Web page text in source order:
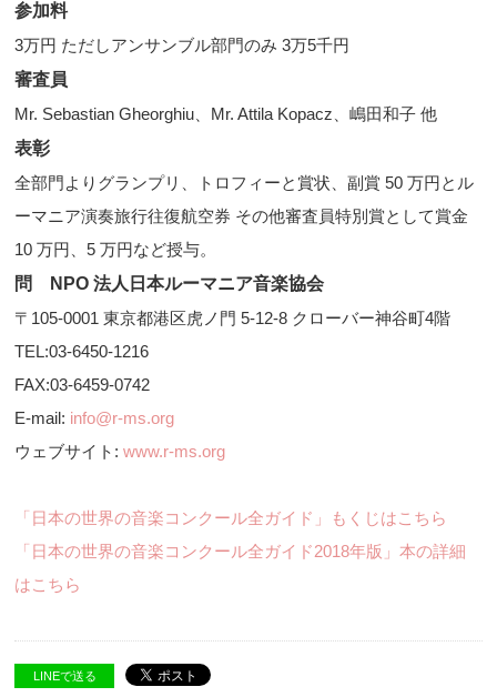
参加料
3万円 ただしアンサンブル部門のみ 3万5千円
審査員
Mr. Sebastian Gheorghiu、Mr. Attila Kopacz、嶋田和子 他
表彰
全部門よりグランプリ、トロフィーと賞状、副賞 50 万円とル
ーマニア演奏旅行往復航空券 その他審査員特別賞として賞金
10 万円、5 万円など授与。
問 NPO 法人日本ルーマニア音楽協会
〒105-0001 東京都港区虎ノ門 5-12-8 クローバー神谷町4階
TEL:03-6450-1216
FAX:03-6459-0742
E-mail: info@r-ms.org
ウェブサイト:www.r-ms.org
「日本の世界の音楽コンクール全ガイド」もくじはこちら
「日本の世界の音楽コンクール全ガイド2018年版」本の詳細
はこちら
LINEで送る